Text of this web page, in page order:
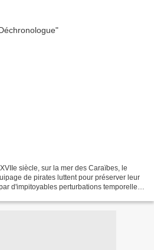
siècle, sur la mer des Caraïbes, le
de pirates luttent pour préserver leur
d'impitoyables perturbations temporelles.